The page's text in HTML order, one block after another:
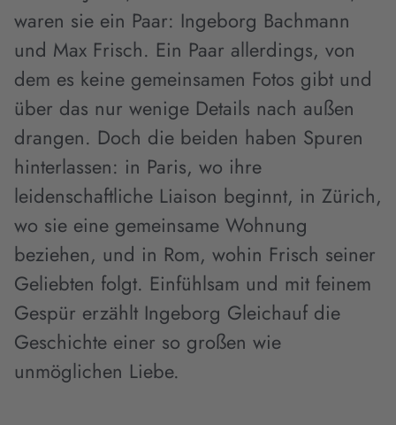
waren sie ein Paar: Ingeborg Bachmann
und Max Frisch. Ein Paar allerdings, von
dem es keine gemeinsamen Fotos gibt und
über das nur wenige Details nach außen
drangen. Doch die beiden haben Spuren
hinterlassen: in Paris, wo ihre
leidenschaftliche Liaison beginnt, in Zürich,
wo sie eine gemeinsame Wohnung
beziehen, und in Rom, wohin Frisch seiner
Geliebten folgt. Einfühlsam und mit feinem
Gespür erzählt Ingeborg Gleichauf die
Geschichte einer so großen wie
unmöglichen Liebe.